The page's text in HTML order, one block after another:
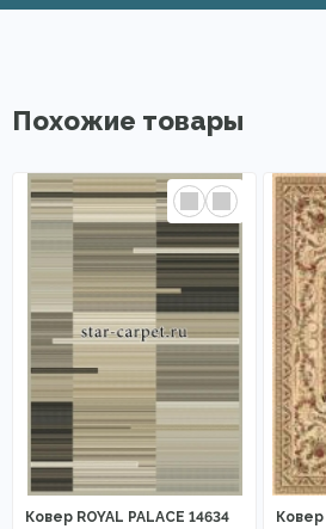
Похожие товары
Ковер ROYAL PALACE 14634